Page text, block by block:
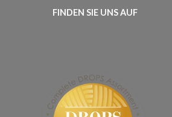
FINDEN SIE UNS AUF